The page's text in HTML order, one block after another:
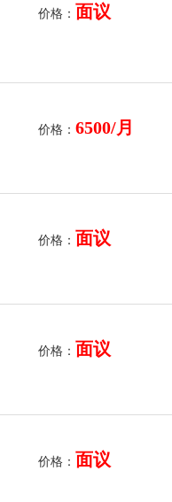
价格： 面议
价格： 6500/月
价格： 面议
价格： 面议
价格： 面议